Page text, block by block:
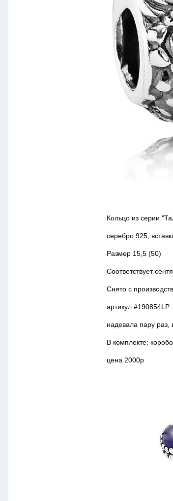
Кольцо из серии
серебро 925,
Размер 15,5 (50)
Соответствует
Снято с
артикул #190854LP
надевала пару раз,
В комплекте:
цена 2000р